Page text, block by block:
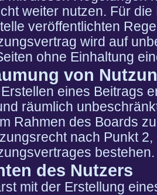
weiter nutzen. Für
veröffentlichten
wird auf
ohne Einhaltung
von
eines Beitrags
räumlich
Rahmen des Boards
nach Punkt
bestehen.
des Nutzers
mit der Erstellung